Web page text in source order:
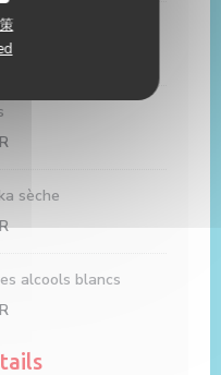
sèche
alcools blancs